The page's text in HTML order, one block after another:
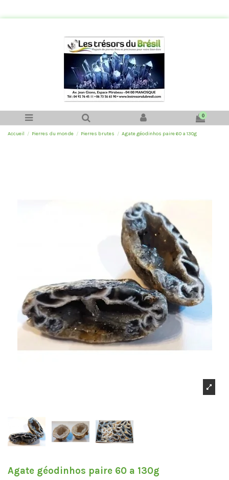
0
Accueil Pierres du monde Pierres brutes Agate géodinhos paire 60 a 130g
Agate géodinhos paire 60 a 130g